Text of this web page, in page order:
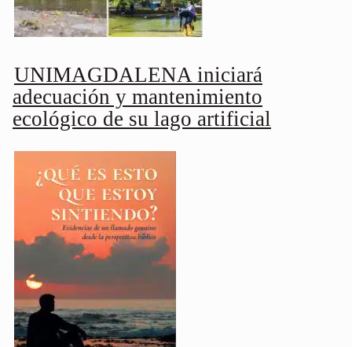
UNIMAGDALENA iniciará
adecuación y mantenimiento
ecológico de su lago artificial